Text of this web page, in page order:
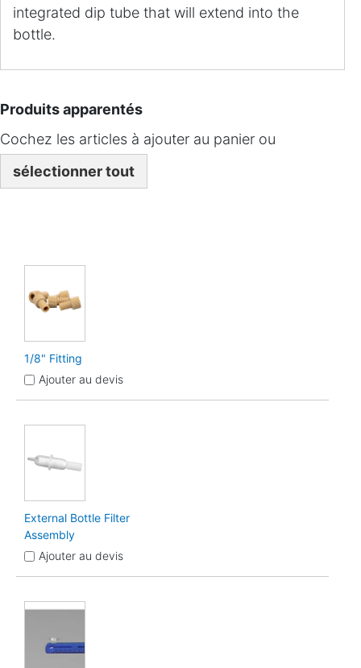
integrated dip tube that will extend into the
bottle.
Produits apparentés
Cochez les articles à ajouter au panier ou
sélectionner tout
1/8" Fitting
Ajouter au devis
External Bottle Filter
Assembly
Ajouter au devis